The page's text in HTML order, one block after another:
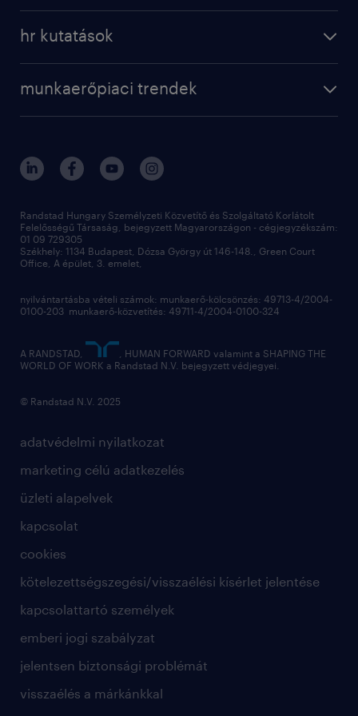
karrier tippek
kapcsolat
operational
kapcsolat
hr kutatások
employer brand research
munkaerőpiaci trendek
hr kutatások
kiválasztás
megtartás
munkahelyi teljesítmény
toborzás
munkaerőpiac
hírlevél
adatvédelmi nyilatkozat
marketing célú adatkezelés
üzleti alapelvek
kapcsolat
cookies
kötelezettségszegési/visszaélési kísérlet jelentése
kapcsolattartó személyek
emberi jogi szabályzat
jelentsen biztonsági problémát
visszaélés a márkánkkal
Randstad Hungary Személyzeti Közvetítő és Szolgáltató Korlátolt
Felelősségű Társaság, bejegyzett Magyarországon - cégjegyzékszám:
01 09 729305
Székhely: 1134 Budapest, Dózsa György út 146-148., Green Court
Office, A épület, 3. emelet,
nyilvántartásba vételi számok: munkaerő-kölcsönzés: 49713-4/2004-
0100-203 munkaerő-közvetítés: 49711-4/2004-0100-324
A RANDSTAD,
, HUMAN FORWARD valamint a SHAPING THE
WORLD OF WORK a Randstad N.V. bejegyzett védjegyei.
© Randstad N.V. 2025